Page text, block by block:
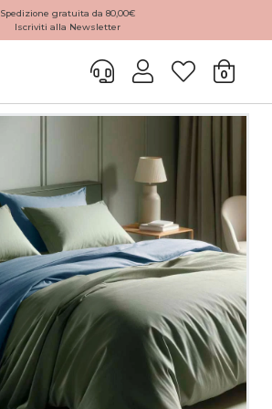
Spedizione gratuita da 80,00€
Iscriviti alla Newsletter
0